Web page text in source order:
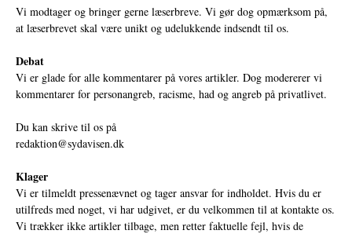
Vi modtager og bringer gerne læserbreve. Vi gør dog opmærksom på,
at læserbrevet skal være unikt og udelukkende indsendt til os.
Debat
Vi er glade for alle kommentarer på vores artikler. Dog modererer vi
kommentarer for personangreb, racisme, had og angreb på privatlivet.
Du kan skrive til os på
redaktion@sydavisen.dk
Klager
Vi er tilmeldt pressenævnet og tager ansvar for indholdet. Hvis du er
utilfreds med noget, vi har udgivet, er du velkommen til at kontakte os.
Vi trækker ikke artikler tilbage, men retter faktuelle fejl, hvis de